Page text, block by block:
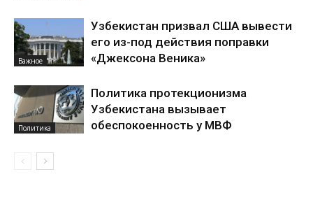
Важное
Узбекистан призвал США вывести
его из-под действия поправки
«Джексона Веника»
Политика
Политика протекционизма
Узбекистана вызывает
обеспокоенность у МВФ